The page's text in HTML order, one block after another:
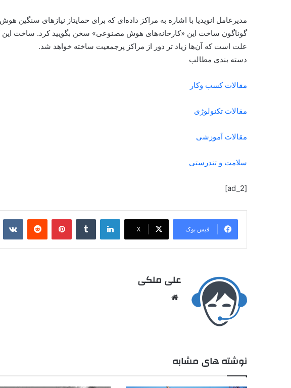
مدیرعامل انویدیا با اشاره به مراکز داده‌ای که برای حمایتاز نیازهای
گوناگون ساخت این «کارخانه‌های هوش مصنوعی» سخن بگویید کرد. ساخت این
علت است که آن‌ها زیاد تر دور از مراکز پرجمعیت ساخته خواهد شد.
دسته بندی مطالب
مقالات کسب وکار
مقالات تکنولوژی
مقالات آموزشی
سلامت و تندرستی
[ad_2]
فیس بوک X
علی ملکی
نوشته های مشابه